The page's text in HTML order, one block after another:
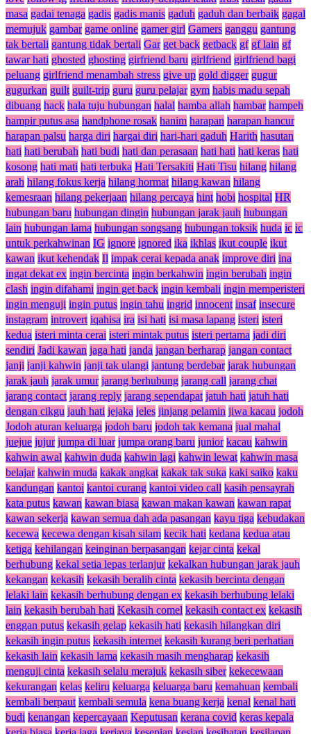
masa gadai tenaga gadis gadis manis gaduh gaduh dan berbaik gagal
memujuk gambar game online gamer girl Gamers ganggu gantung
tak bertali gantung tidak bertali Gar get back getback gf gf lain gf
tawar hati ghosted ghosting girfriend baru girlfriend girlfriend bagi
peluang girlfriend menambah stress give up gold digger gugur
gugurkan guilt guilt-trip guru guru pelajar gym habis madu sepah
dibuang hack hala tuju hubungan halal hamba allah hambar hampeh
hampir putus asa handphone rosak hanim harapan harapan hancur
harapan palsu harga diri hargai diri hari-hari gaduh Harith hasutan
hati hati berubah hati budi hati dan perasaan hati hati hati keras hati
kosong hati mati hati terbuka Hati Tersakiti Hati Tisu hilang hilang
arah hilang fokus kerja hilang hormat hilang kawan hilang
kemesraan hilang pekerjaan hilang percaya hint hobi hospital HR
hubungan baru hubungan dingin hubungan jarak jauh hubungan
lain hubungan lama hubungan songsang hubungan toksik huda ic ic
untuk perkahwinan IG ignore ignored ika ikhlas ikut couple ikut
kawan ikut kehendak Il impak cerai kepada anak improve diri ina
ingat dekat ex ingin bercinta ingin berkahwin ingin berubah ingin
clash ingin difahami ingin get back ingin kembali ingin memperisteri
ingin menguji ingin putus ingin tahu ingrid innocent insaf insecure
instagram introvert iqahisa ira isi hati isi masa lapang isteri isteri
kedua isteri minta cerai isteri mintak putus isteri pertama jadi diri
sendiri Jadi kawan jaga hati janda jangan berharap jangan contact
janji janji kahwin janji tak ulangi jantung berdebar jarak hubungan
jarak jauh jarak umur jarang berhubung jarang call jarang chat
jarang contact jarang reply jarang sependapat jatuh hati jatuh hati
dengan cikgu jauh hati jejaka jeles jinjang pelamin jiwa kacau jodoh
Jodoh aturan keluarga jodoh baru jodoh tak kemana jual mahal
juejue jujur jumpa di luar jumpa orang baru junior kacau kahwin
kahwin awal kahwin duda kahwin lagi kahwin lewat kahwin masa
belajar kahwin muda kakak angkat kakak tak suka kaki saiko kaku
kandungan kantoi kantoi curang kantoi video call kasih pensayrah
kata putus kawan kawan biasa kawan makan kawan kawan rapat
kawan sekerja kawan semua dah ada pasangan kayu tiga kebudakan
kecewa kecewa dengan kisah silam kecik hati kedana kedua atau
ketiga kehilangan keinginan berpasangan kejar cinta kekal
berhubung kekal setia lepas terlanjur kekalkan hubungan jarak jauh
kekangan kekasih kekasih beralih cinta kekasih bercinta dengan
lelaki lain kekasih berhubung dengan ex kekasih berhubung lelaki
lain kekasih berubah hati Kekasih comel kekasih contact ex kekasih
enggan putus kekasih gelap kekasih hati kekasih hilangkan diri
kekasih ingin putus kekasih internet kekasih kurang beri perhatian
kekasih lain kekasih lama kekasih masih mengharap kekasih
menguji cinta kekasih selalu merajuk kekasih siber kekecewaan
kekurangan kelas keliru keluarga keluarga baru kemahuan kembali
kembali berpaut kembali semula kena buang kerja kenal kenal hati
budi kenangan kepercayaan Keputusan kerana covid keras kepala